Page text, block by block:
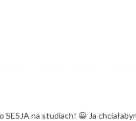
na studiach! 😀 Ja